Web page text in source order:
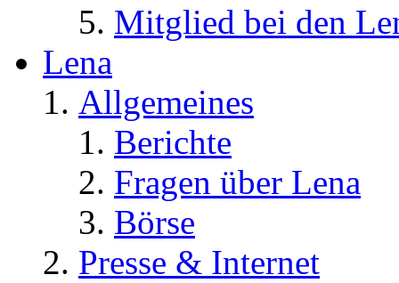
Mitglied bei den
Lena
Allgemeines
Berichte
Fragen über Lena
Börse
Presse & Internet